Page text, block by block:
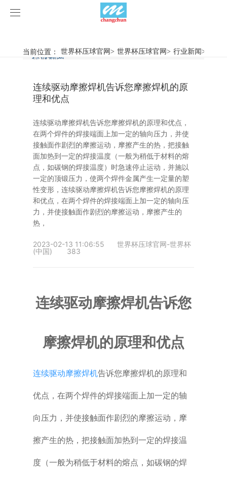
世界杯压球官网
旋弧焊机
惯性摩擦焊机
连续驱动摩擦焊机
数控铣床
简易数控铣床
普通铣床
专用机床
产品视频
行业新闻
企业动态
案例展示
客户案例
荣誉资质
关于我们
世界杯压球官网-世界杯(中国)
当前位置： 世界杯压球官网> 世界杯压球官网> 行业新闻>
行业新闻
企业动态
连续驱动摩擦焊机告诉您摩擦焊机的原
理和优点
连续驱动摩擦焊机告诉您摩擦焊机的原理和优点，
在两个焊件的焊接端面上加一定的轴向压力，并使
接触面作剧烈的摩擦运动，摩擦产生的热，把接触
面加热到一定的焊接温度（一般为稍低于材料的熔
点，如碳钢的焊接温度）时急速停止运动，并施以
一定的顶锻压力，使两个焊件金属产生一定量的塑
性变形，连续驱动摩擦焊机告诉您摩擦焊机的原理
和优点，在两个焊件的焊接端面上加一定的轴向压
力，并使接触面作剧烈的摩擦运动，摩擦产生的
热，
2023-02-13 11:06:55
世界杯压球官网-世界杯
(中国)
383
连续驱动摩擦焊机告诉您
摩擦焊机的原理和优点
连续驱动摩擦焊机告诉您摩擦焊机的原理和
优点，在两个焊件的焊接端面上加一定的轴
向压力，并使接触面作剧烈的摩擦运动，摩
擦产生的热，把接触面加热到一定的焊接温
度（一般为稍低于材料的熔点，如碳钢的焊